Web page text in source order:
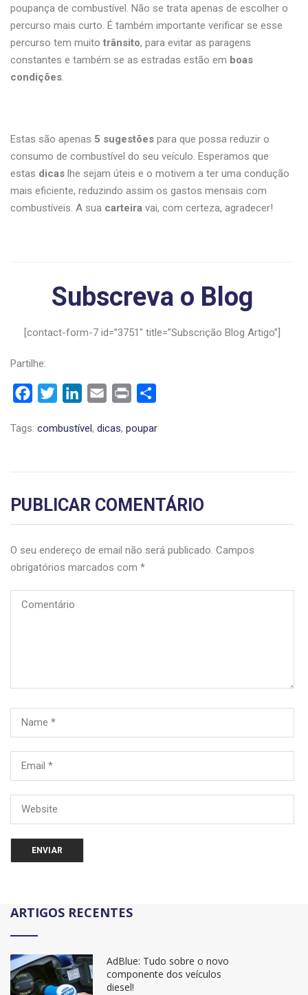
poupança de combustível. Não se trata apenas de escolher o
percurso mais curto. É também importante verificar se esse
percurso tem muito trânsito, para evitar as paragens
constantes e também se as estradas estão em boas
condições.
Estas são apenas 5 sugestões para que possa reduzir o
consumo de combustível do seu veículo. Esperamos que
estas dicas lhe sejam úteis e o motivem a ter uma condução
mais eficiente, reduzindo assim os gastos mensais com
combustíveis. A sua carteira vai, com certeza, agradecer!
Subscreva o Blog
[contact-form-7 id=”3751″ title=”Subscrição Blog Artigo”]
Partilhe:
FacebookTwitterLinkedIn
Email Print
Tags: combustível, dicas, poupar
PUBLICAR COMENTÁRIO
O seu endereço de email não será publicado. Campos
obrigatórios marcados com *
ARTIGOS RECENTES
AdBlue: Tudo sobre o novo
componente dos veículos
diesel!